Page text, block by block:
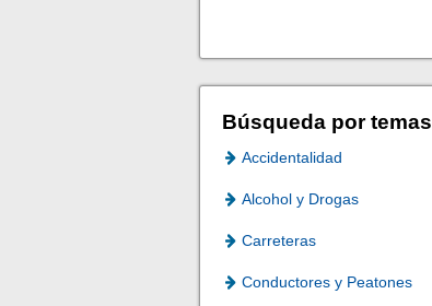
Búsqueda por temas
Accidentalidad
Alcohol y Drogas
Carreteras
Conductores y Peatones